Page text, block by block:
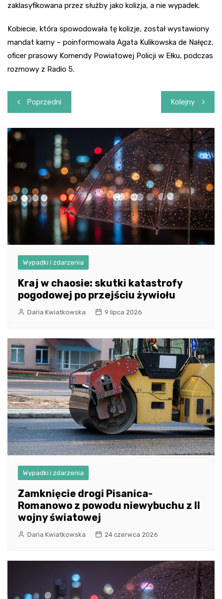
zaklasyfikowana przez służby jako kolizja, a nie wypadek.
Kobiecie, która spowodowała tę kolizje, został wystawiony
mandat karny – poinformowała Agata Kulikowska de Nałęcz,
oficer prasowy Komendy Powiatowej Policji w Ełku, podczas
rozmowy z Radio 5.
Nawigacja
wpisu
Poprzedni Kolejny
Wypadki i zdarzenia
Kraj w chaosie: skutki katastrofy
pogodowej po przejściu żywiołu
Daria Kwiatkowska 9 lipca 2026
Wypadki i zdarzenia
Zamknięcie drogi Pisanica-
Romanowo z powodu niewybuchu z II
wojny światowej
Daria Kwiatkowska 24 czerwca 2026